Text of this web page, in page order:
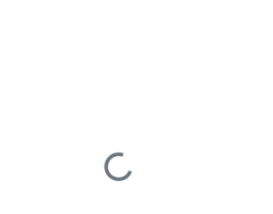
Loading...